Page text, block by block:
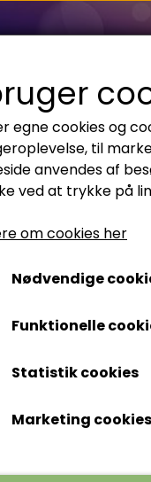
egne cookies og
til
anvendes af
ved at trykke på
om cookies her
Nødvendige
Funktionelle
Statistik cookies
Marketing cookies